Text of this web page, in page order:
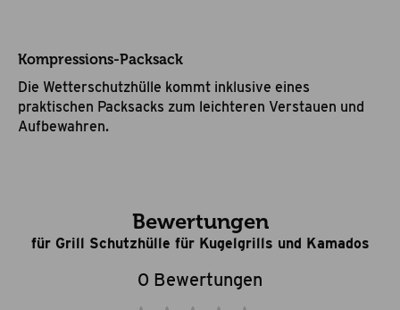
Kompressions-Packsack
Die Wetterschutzhülle kommt inklusive eines
praktischen Packsacks zum leichteren Verstauen und
Aufbewahren.
Bewertungen
für Grill Schutzhülle für Kugelgrills und Kamados
0 Bewertungen